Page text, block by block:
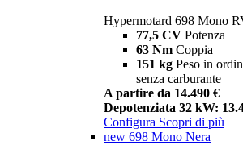
Hypermotard 698 Mono
77,5 CV Potenza
63 Nm Coppia
151 kg Peso in
senza carburante
A partire da 14.490 €
Depotenziata 32 kW:
Configura Scopri di più
new 698 Mono Nera